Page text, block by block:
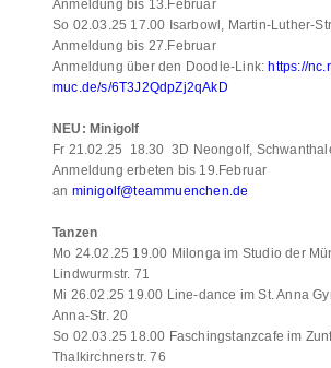
Anmeldung bis 13.Februar
So 02.03.25 17.00 Isarbowl, Martin-Luther-
Anmeldung bis 27.Februar
Anmeldung über den Doodle-Link:https://
muc.de/s/6T3J2QdpZj2qAkD
NEU: Minigolf
Fr 21.02.25 18.30 3D Neongolf,
Anmeldung erbeten bis 19.Februar
an minigolf@teammuenchen.de
Tanzen
Mo 24.02.25 19.00 Milonga im Studio der
Lindwurmstr. 71
Mi 26.02.25 19.00 Line-dance im St. Anna
Anna-Str. 20
So 02.03.25 18.00 Faschingstanzcafe im
Thalkirchnerstr. 76